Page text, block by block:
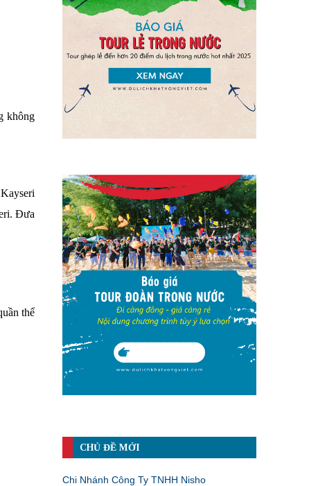
không
Đưa
thể
CHỦ ĐỀ MỚI
Chi Nhánh Công Ty TNHH Nisho